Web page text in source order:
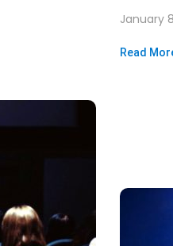
January
Read